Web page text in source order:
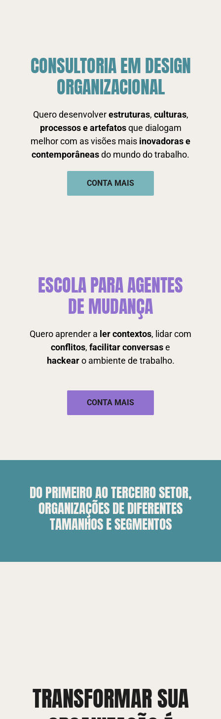
CONSULTORIA EM DESIGN
ORGANIZACIONAL
Quero desenvolverestruturas, culturas,
processos e artefatosque dialogam
melhor com as visões mais inovadorase
contemporâneasdo mundo do trabalho.
CONTA MAIS
ESCOLA PARA AGENTES
DE MUDANÇA
Quero aprender a ler contextos, lidarcom
conflitos, facilitarconversase
hackearo ambiente de trabalho.
CONTA MAIS
DO PRIMEIRO AO TERCEIRO SETOR,
ORGANIZAÇÕES DE DIFERENTES
TAMANHOS E SEGMENTOS
TRANSFORMAR SUA